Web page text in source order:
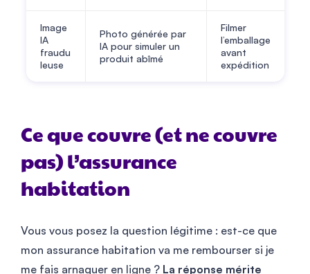
Image
IA
fraudu
leuse
Photo générée par
IA pour simuler un
produit abîmé
Filmer
l’emballage
avant
expédition
Ce que couvre (et ne couvre
pas) l’assurance
habitation
Vous vous posez la question légitime : est-ce que
mon assurance habitation va me rembourser si je
me fais arnaquer en ligne ? La réponse mérite